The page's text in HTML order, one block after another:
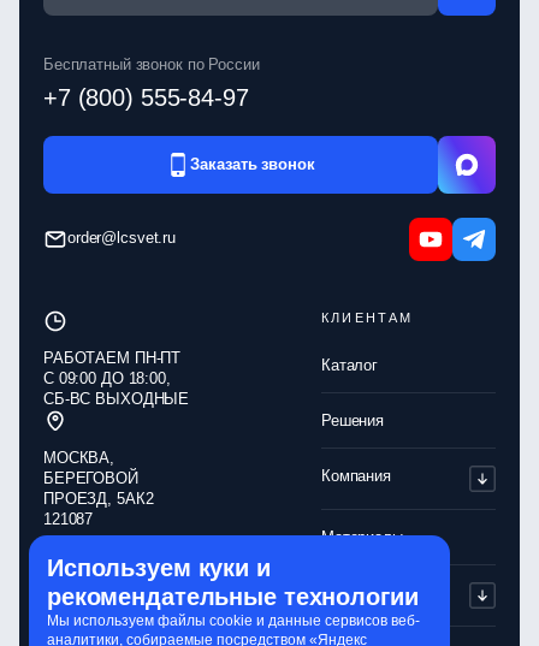
Бесплатный звонок по России
+7 (800) 555-84-97
Заказать звонок
order@lcsvet.ru
КЛИЕНТАМ
Каталог
Решения
Компания
Материалы
Партнерам
РАБОТАЕМ ПН‑ПТ
С 09:00 ДО 18:00,
СБ‑ВС ВЫХОДНЫЕ
МОСКВА,
БЕРЕГОВОЙ
ПРОЕЗД, 5АК2
121087
Обработка
персональных
данных
Используем куки и
рекомендательные технологии
Мы используем файлы cookie и данные сервисов веб-
аналитики, собираемые посредством «Яндекс